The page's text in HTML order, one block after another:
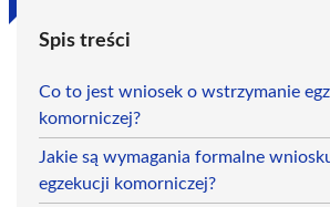
Spis treści
Co to jest wniosek o wstrzymanie
komorniczej?
Jakie są wymagania formalne
egzekucji komorniczej?